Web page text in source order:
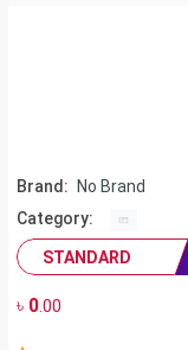
Brand:
No Brand
Category:
STANDARD
৳ 0.00